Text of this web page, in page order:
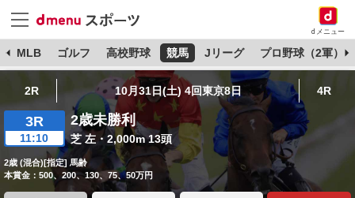
dメニュー
MLB ゴルフ 高校野球 競馬 Jリーグ プロ野球（2軍）
2R 10月31日(土) 4回東京8日 4R
3R
11:10
2歳未勝利
芝 左・2,000m 13頭
2歳 (混合)[指定] 馬齢
本賞金：500、200、130、75、50万円